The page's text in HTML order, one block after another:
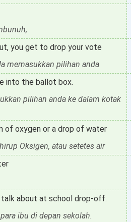
you get to drop your vote
memasukkan pilihan anda
into the ballot box.
pilihan anda ke dalam kotak
of oxygen or a drop of water
Oksigen, atau setetes air
about at school drop-off.
ibu di depan sekolah.